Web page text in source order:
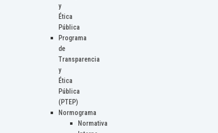
y
Ética
Pública
Programa
de
Transparencia
y
Ética
Pública
(PTEP)
Normograma
Normativa